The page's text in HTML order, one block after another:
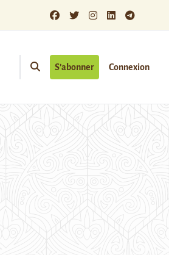
S’abonner Connexion